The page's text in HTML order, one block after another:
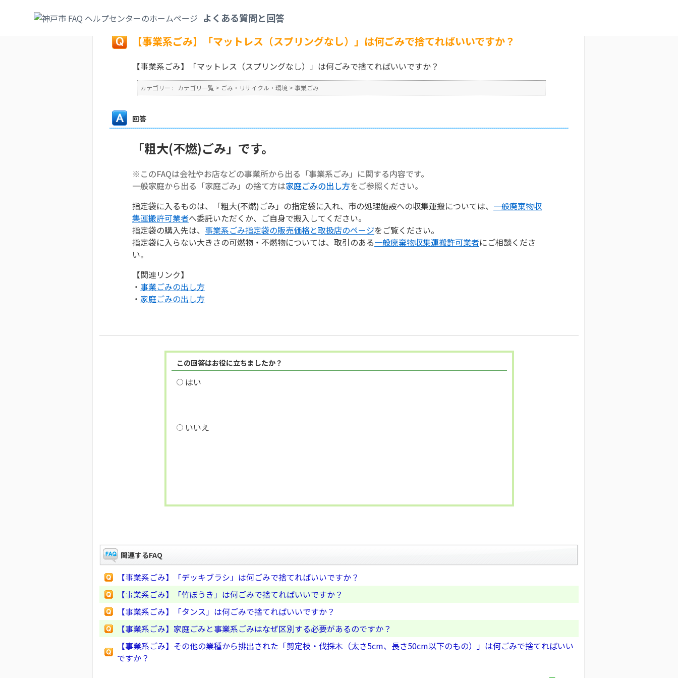
よくある質問と回答
戻る
【事業系ごみ】「マットレス（スプリングなし）」は何ごみで捨てればいいですか？
【事業系ごみ】「マットレス（スプリングなし）」は何ごみで捨てればいいですか？
カテゴリー : カテゴリ一覧 > ごみ・リサイクル・環境 > 事業ごみ
回答
「粗大(不燃)ごみ」です。
※このFAQは会社やお店などの事業所から出る「事業系ごみ」に関する内容です。
一般家庭から出る「家庭ごみ」の捨て方は家庭ごみの出し方をご参照ください。
指定袋に入るものは、「粗大(不燃)ごみ」の指定袋に入れ、市の処理施設への収集運搬については、 一般廃棄物収
集運搬許可業者へ委託いただくか、ご自身で搬入してください。
指定袋の購入先は、 事業系ごみ指定袋の販売価格と取扱店のページをご覧ください。
指定袋に入らない大きさの可燃物・不燃物については、取引のある一般廃棄物収集運搬許可業者にご相談くださ
い。
【関連リンク】
・ 事業ごみの出し方
・ 家庭ごみの出し方
この回答はお役に立ちましたか？
はい
いいえ
関連するFAQ
【事業系ごみ】「デッキブラシ」は何ごみで捨てればいいですか？
【事業系ごみ】「竹ぼうき」は何ごみで捨てればいいですか？
【事業系ごみ】「タンス」は何ごみで捨てればいいですか？
【事業系ごみ】家庭ごみと事業系ごみはなぜ区別する必要があるのですか？
【事業系ごみ】その他の業種から排出された「剪定枝・伐採木（太さ5cm、長さ50cm以下のもの）」は何ごみで捨てればいい
ですか？